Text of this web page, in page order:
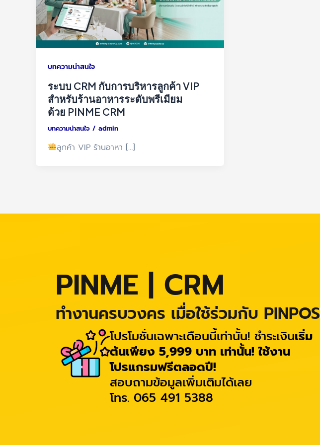
บทความน่าสนใจ
ระบบ CRM กับการบริหารลูกค้า VIP
สำหรับร้านอาหารระดับพรีเมียม
ด้วย PINME CRM
บทความน่าสนใจ / admin
ลูกค้า VIP ร้านอาหา […]
PINME | CRM
ทำงานครบวงคร เมื่อใช้ร่วมกับ PINPOS
โปรโมชั่นเฉพาะเดือนนี้เท่านั้น! ชำระเงินเริ่ม
ต้นเพียง 5,999 บาท เท่านั้น!ใช้งาน
โปรแกรมฟรีตลอดปี!
สอบถามข้อมูลเพิ่มเติมได้เลย
โทร. 065 491 5388